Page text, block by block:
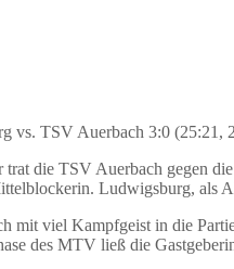
vs. TSV Auerbach 3:0 (25:21,
trat die TSV Auerbach gegen
Ludwigsburg, als
mit viel Kampfgeist in die
des MTV ließ die